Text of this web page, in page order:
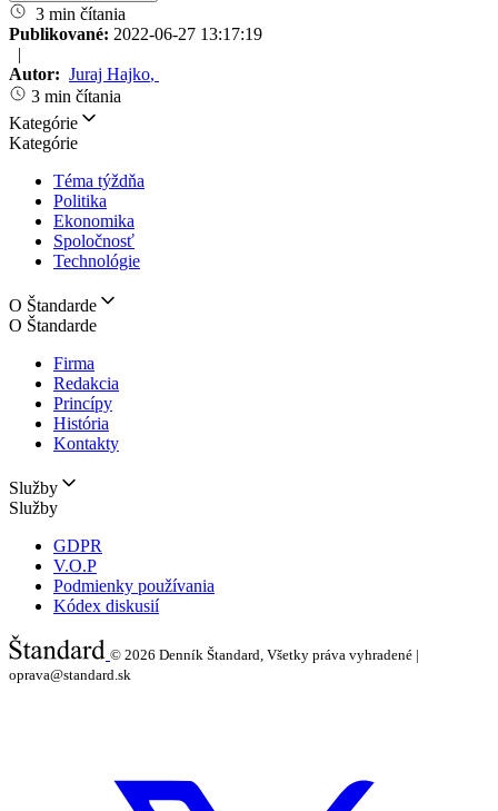
3 min čítania
Publikované: 2022-06-27 13:17:19
|
Autor: Juraj Hajko,
3 min čítania
Kategórie
Kategórie
Téma týždňa
Politika
Ekonomika
Spoločnosť
Technológie
O Štandarde
O Štandarde
Firma
Redakcia
Princípy
História
Kontakty
Služby
Služby
GDPR
V.O.P
Podmienky používania
Kódex diskusií
© 2026 Denník Štandard, Všetky práva vyhradené |
oprava@standard.sk